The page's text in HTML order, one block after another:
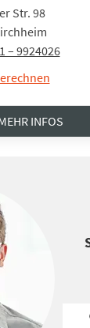
Str. 98
– 9924026
INFOS